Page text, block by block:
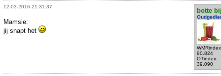
12-03-2016 21:31:37
botte
90.824
OTindex:
39.090
Mamsie:
jij snapt het